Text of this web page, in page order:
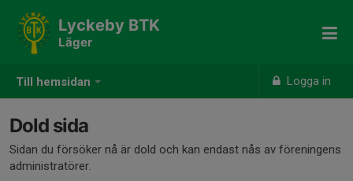
Till hemsidan Logga in
Lyckeby BTK
Läger
Dold sida
Sidan du försöker nå är dold och kan endast nås av föreningens
administratörer.